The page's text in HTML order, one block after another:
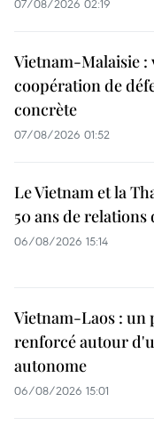
Vietnam-Malaisie :
coopération de
concrète
07/08/2026 01:52
Le Vietnam et la
50 ans de
06/08/2026 15:14
Vietnam-Laos : un
renforcé autour
autonome
06/08/2026 15:01